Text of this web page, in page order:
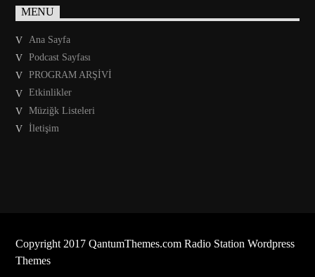
MENU
Ana Sayfa
Podcast Sayfası
PROGRAM ARŞİVİ
Etkinlikler
Müziğk Listeleri
İletişim
Copyright 2017 QantumThemes.com Radio Station Wordpress
Themes